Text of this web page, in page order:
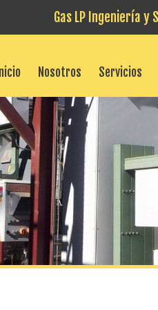
Gas LP Ingeniería y
Nosotros Servicios